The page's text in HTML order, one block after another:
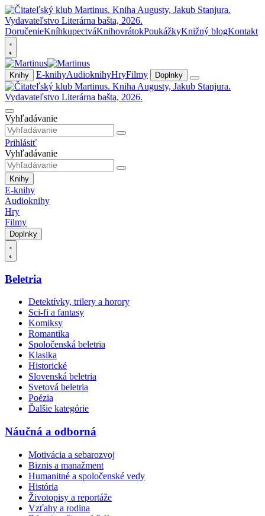
DoručenieKníhkupectváKnihovrátokPoukážkyKnižný blogKontakt
Knihy E-knihyAudioknihyHryFilmy Doplnky
Vyhľadávanie
Prihlásiť
Vyhľadávanie
Knihy
E-knihy
Audioknihy
Hry
Filmy
Doplnky
Beletria
Detektívky, trilery a horory
Sci-fi a fantasy
Komiksy
Romantika
Spoločenská beletria
Klasika
Historické
Slovenská beletria
Svetová beletria
Poézia
Ďalšie kategórie
Náučná a odborná
Motivácia a sebarozvoj
Biznis a manažment
Humanitné a spoločenské vedy
História
Životopisy a reportáže
Vzťahy a rodina